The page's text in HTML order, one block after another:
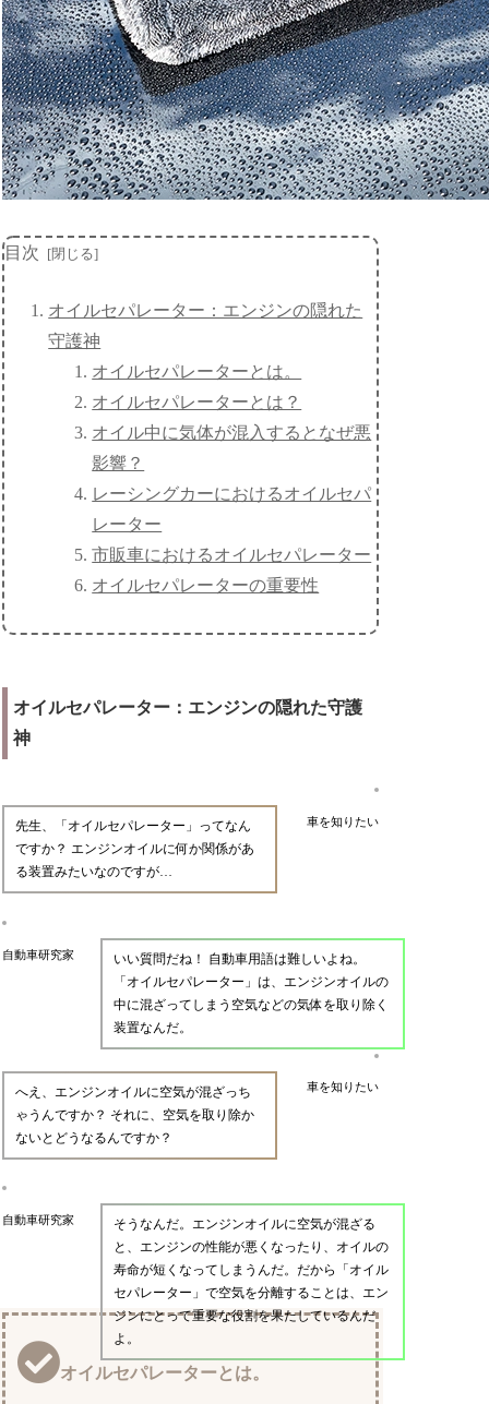
目次
オイルセパレーター：エンジンの隠れた
守護神
オイルセパレーターとは。
オイルセパレーターとは？
オイル中に気体が混入するとなぜ悪
影響？
レーシングカーにおけるオイルセパ
レーター
市販車におけるオイルセパレーター
オイルセパレーターの重要性
オイルセパレーター：エンジンの隠れた守護
神
車を知りたい
先生、「オイルセパレーター」ってなん
ですか？ エンジンオイルに何か関係があ
る装置みたいなのですが…
自動車研究家
いい質問だね！ 自動車用語は難しいよね。
「オイルセパレーター」は、エンジンオイルの
中に混ざってしまう空気などの気体を取り除く
装置なんだ。
車を知りたい
へえ、エンジンオイルに空気が混ざっち
ゃうんですか？ それに、空気を取り除か
ないとどうなるんですか？
自動車研究家
そうなんだ。エンジンオイルに空気が混ざる
と、エンジンの性能が悪くなったり、オイルの
寿命が短くなってしまうんだ。だから「オイル
セパレーター」で空気を分離することは、エン
ジンにとって重要な役割を果たしているんだ
よ。
オイルセパレーターとは。